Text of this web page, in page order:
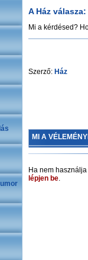
A Ház válasza:
Mi a kérdésed?
Szerző: Ház
MI A
Ha nem
lépjen be.